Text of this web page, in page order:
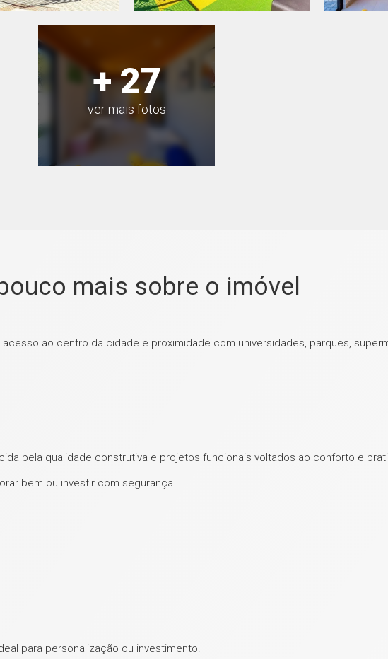
+ 27
ver mais fotos
mais sobre o imóvel
ao centro da cidade e proximidade com universidades, parques,
pela qualidade construtiva e projetos funcionais voltados ao conforto e
bem ou investir com segurança.
para personalização ou investimento.